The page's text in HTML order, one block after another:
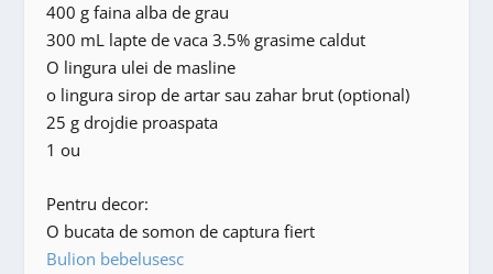
400 g faina alba de grau
300 mL lapte de vaca 3.5% grasime caldut
O lingura ulei de masline
o lingura sirop de artar sau zahar brut (optional)
25 g drojdie proaspata
1 ou
Pentru decor:
O bucata de somon de captura fiert
Bulion bebelusesc